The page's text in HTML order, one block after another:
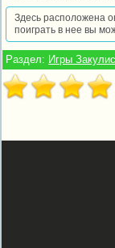
Здесь расположена
поиграть в нее вы
Раздел: Игры